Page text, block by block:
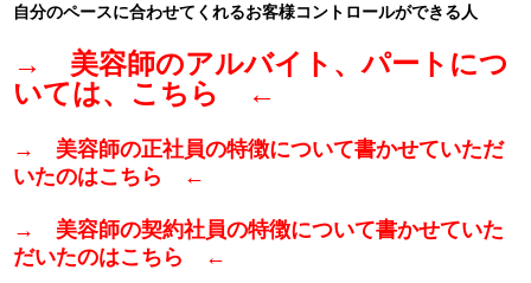
自分のペースに合わせてくれるお客様コントロールができる人
→ 美容師のアルバイト、パートにつ
いては、こちら ←
→ 美容師の正社員の特徴について書かせていただ
いたのはこちら ←
→ 美容師の契約社員の特徴について書かせていた
だいたのはこちら ←